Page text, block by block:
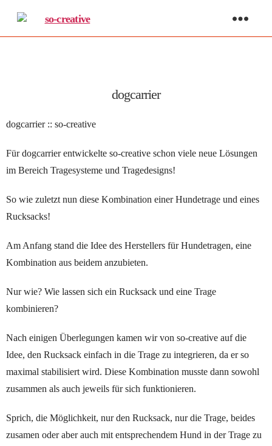
dogcarrier
dogcarrier :: so-creative
Für dogcarrier entwickelte so-creative schon viele neue Lösungen
im Bereich Tragesysteme und Tragedesigns!
So wie zuletzt nun diese Kombination einer Hundetrage und eines
Rucksacks!
Am Anfang stand die Idee des Herstellers für Hundetragen, eine
Kombination aus beidem anzubieten.
Nur wie? Wie lassen sich ein Rucksack und eine Trage
kombinieren?
Nach einigen Überlegungen kamen wir von so-creative auf die
Idee, den Rucksack einfach in die Trage zu integrieren, da er so
maximal stabilisiert wird. Diese Kombination musste dann sowohl
zusammen als auch jeweils für sich funktionieren.
Sprich, die Möglichkeit, nur den Rucksack, nur die Trage, beides
zusamen oder aber auch mit entsprechendem Hund in der Trage zu